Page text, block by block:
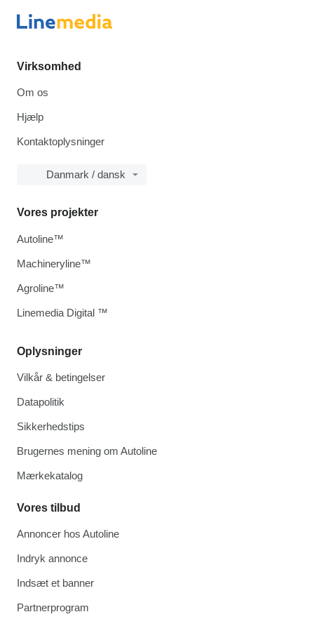
Virksomhed
Om os
Hjælp
Kontaktoplysninger
Danmark / dansk
Oplysninger
Vilkår & betingelser
Datapolitik
Sikkerhedstips
Brugernes mening om Autoline
Mærkekatalog
Vores tilbud
Annoncer hos Autoline
Indryk annonce
Indsæt et banner
Partnerprogram
Vores projekter
Autoline™
Machineryline™
Agroline™
Linemedia Digital ™